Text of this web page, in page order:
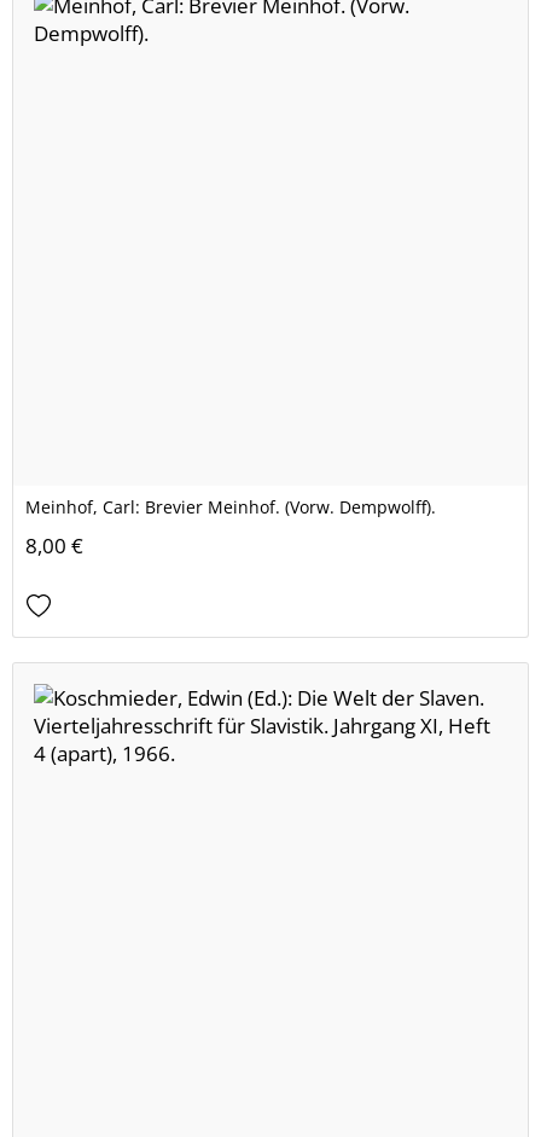
Meinhof, Carl: Brevier Meinhof. (Vorw. Dempwolff).
8,00 €